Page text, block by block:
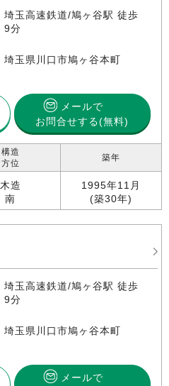
埼玉高速鉄道/鳩ヶ谷駅 徒歩
9分
埼玉県川口市鳩ヶ谷本町
メールで
お問合せする(無料)
構造
方位
木造
南
築年
1995年11月
(築30年)
埼玉高速鉄道/鳩ヶ谷駅 徒歩
9分
埼玉県川口市鳩ヶ谷本町
メールで